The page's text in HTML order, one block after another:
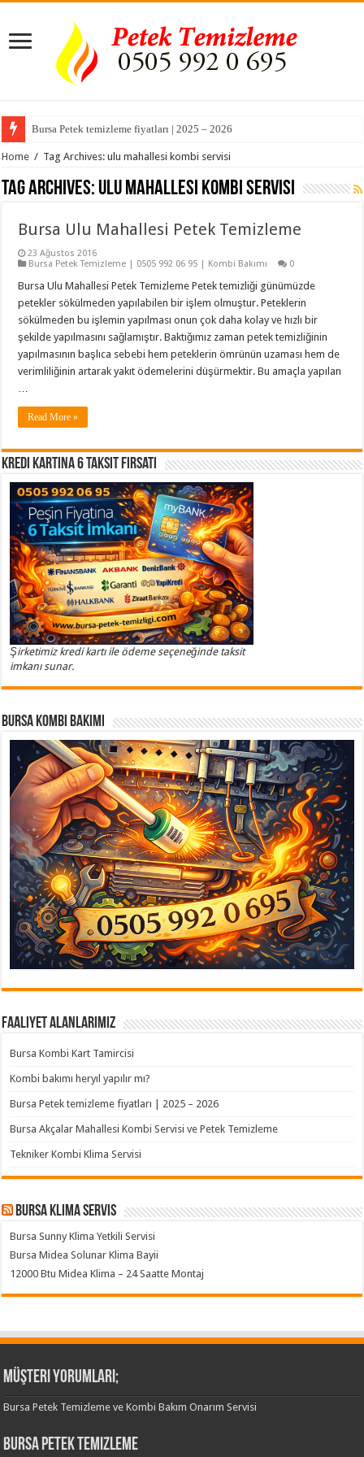
Bursa Petek temizleme fiyatları | 2025 – 2026
Home / Tag Archives: ulu mahallesi kombi servisi
Tag Archives: ulu mahallesi kombi servisi
Bursa Ulu Mahallesi Petek Temizleme
23 Ağustos 2016
Bursa Petek Temizleme | 0505 992 06 95 | Kombi Bakımı
0
Bursa Ulu Mahallesi Petek Temizleme Petek temizliği günümüzde
petekler sökülmeden yapılabilen bir işlem olmuştur. Peteklerin
sökülmeden bu işlemin yapılması onun çok daha kolay ve hızlı bir
şekilde yapılmasını sağlamıştır. Baktığımız zaman petek temizliğinin
yapılmasının başlıca sebebi hem peteklerin ömrünün uzaması hem de
verimliliğinin artarak yakıt ödemelerini düşürmektir. Bu amaçla yapılan
…
Read More »
Kredi Kartına 6 Taksit Fırsatı
Şirketimiz kredi kartı ile ödeme seçeneğinde taksit
imkanı sunar.
Bursa Kombi Bakımı
Faaliyet Alanlarımız
Bursa Kombi Kart Tamircisi
Kombi bakımı heryıl yapılır mı?
Bursa Petek temizleme fiyatları | 2025 – 2026
Bursa Akçalar Mahallesi Kombi Servisi ve Petek Temizleme
Tekniker Kombi Klima Servisi
Bursa klima servis
Bursa Sunny Klima Yetkili Servisi
Bursa Midea Solunar Klima Bayii
12000 Btu Midea Klima – 24 Saatte Montaj
Müşteri Yorumları;
Bursa Petek Temizleme ve Kombi Bakım Onarım Servisi
Bursa Petek Temizleme